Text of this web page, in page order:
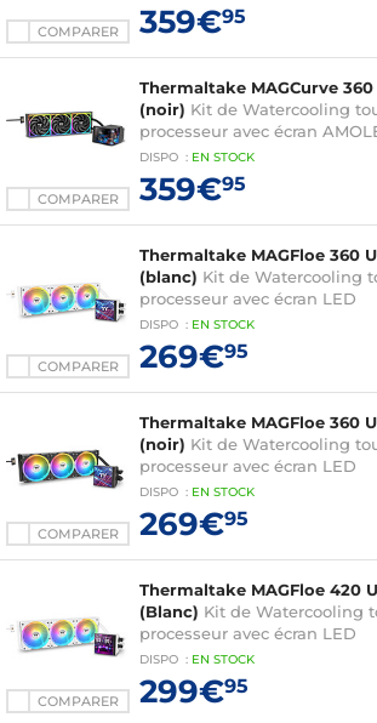
COMPARER 359€95
COMPARER
Thermaltake MAGCurve
(noir) Kit de Watercooling
processeur avec écran
DISPO : EN STOCK
359€95
COMPARER
Thermaltake MAGFloe 360
(blanc) Kit de Watercooling
processeur avec écran LED
DISPO : EN STOCK
269€95
COMPARER
Thermaltake MAGFloe 360
(noir) Kit de Watercooling
processeur avec écran LED
DISPO : EN STOCK
269€95
COMPARER
Thermaltake MAGFloe 420
(Blanc) Kit de Watercooling
processeur avec écran LED
DISPO : EN STOCK
299€95